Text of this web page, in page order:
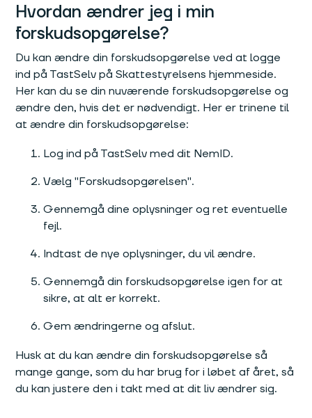
Hvordan ændrer jeg i min
forskudsopgørelse?
Du kan ændre din forskudsopgørelse ved at logge
ind på TastSelv på Skattestyrelsens hjemmeside.
Her kan du se din nuværende forskudsopgørelse og
ændre den, hvis det er nødvendigt. Her er trinene til
at ændre din forskudsopgørelse:
Log ind på TastSelv med dit NemID.
Vælg "Forskudsopgørelsen".
Gennemgå dine oplysninger og ret eventuelle
fejl.
Indtast de nye oplysninger, du vil ændre.
Gennemgå din forskudsopgørelse igen for at
sikre, at alt er korrekt.
Gem ændringerne og afslut.
Husk at du kan ændre din forskudsopgørelse så
mange gange, som du har brug for i løbet af året, så
du kan justere den i takt med at dit liv ændrer sig.